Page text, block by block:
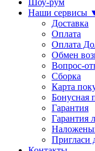
Шоу-рум
Наши сервисы
Доставка
Оплата
Оплата
Обмен
Вопрос-
Сборка
Карта
Бонусная
Гарантия
Гарантия
Пригласи